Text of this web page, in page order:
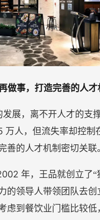
做事，打造完善的人才
发展，离不开人才的支
万人，但流失率却控制
善的人才机制密切关联
年，王品就创立了
的领导人带领团队去创
虑到餐饮业门槛比较